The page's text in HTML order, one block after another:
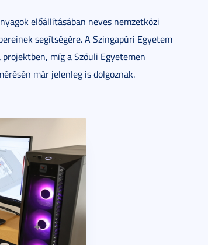
előállításában neves nemzetközi
segítségére. A Szingapúri Egyetem
míg a Szöuli Egyetemen
már jelenleg is dolgoznak.